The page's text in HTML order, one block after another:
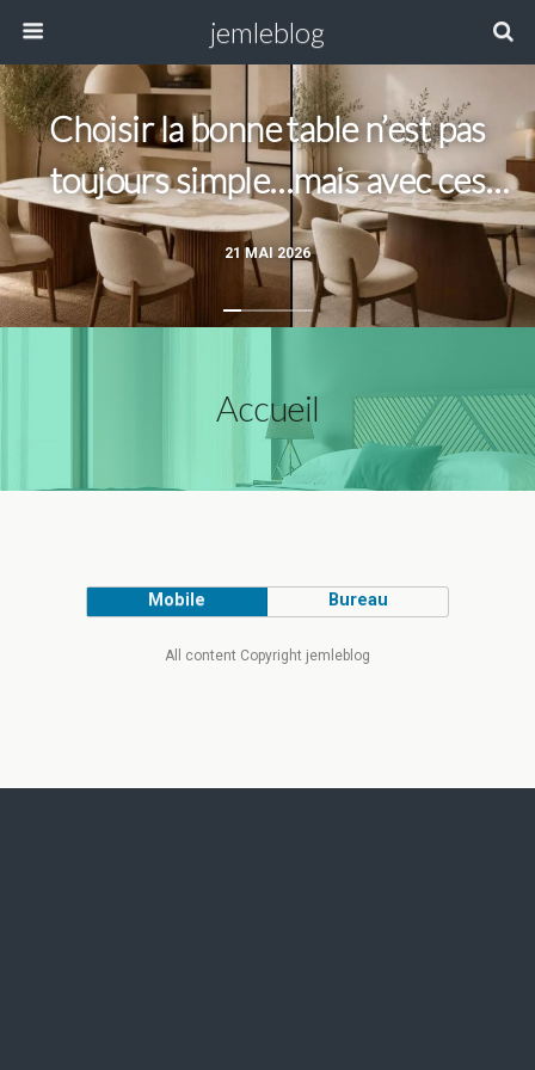
jemleblog
21 MAI 2026
Choisir la bonne table n’est pas
toujours simple…mais avec ces
modèles, la question ne se pose
plus !
Accueil
Mobile Bureau
All content Copyright jemleblog